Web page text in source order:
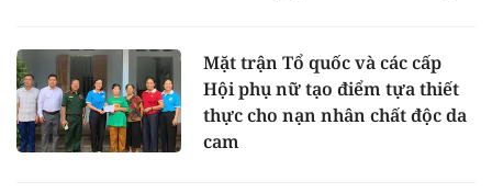
Mặt trận Tổ quốc và các cấp
Hội phụ nữ tạo điểm tựa thiết
thực cho nạn nhân chất độc da
cam